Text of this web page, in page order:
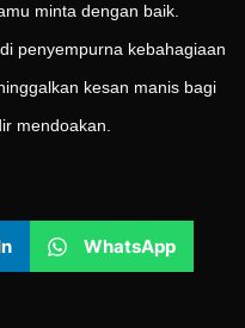
minta dengan baik.
penyempurna kebahagiaan
kesan manis bagi
mendoakan.
WhatsApp